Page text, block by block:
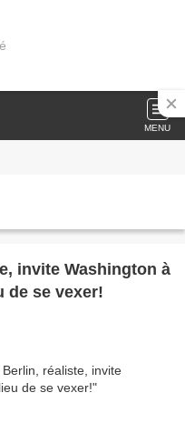
MENU
invite Washington à
de se vexer!